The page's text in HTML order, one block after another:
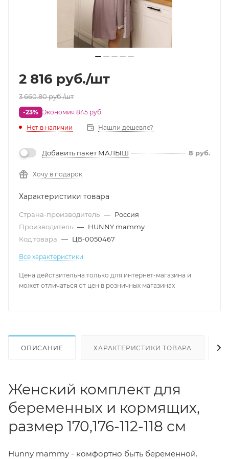
2 816 руб./шт
3 660.80руб./шт
-23% Экономия 845 руб.
Нет в наличии
Нашли дешевле?
Добавить пакет МАЛЫШ 8 руб.
Хочу в подарок
Характеристики товара
Страна-производитель — Россия
Производитель — HUNNY mammy
Код товара — ЦБ-0050467
Все характеристики
Цена действительна только для интернет-магазина и
может отличаться от цен в розничных магазинах
ОПИСАНИЕ ХАРАКТЕРИСТИКИ ТОВАРА
Женский комплект для
беременных и кормящих,
размер 170,176-112-118 см
Hunny mammy - комфортно быть беременной.